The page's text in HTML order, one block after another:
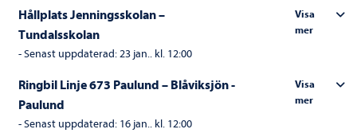
Hållplats Jenningsskolan –
Tundalsskolan
-Senast uppdaterad:23 jan.. kl. 12:00
Visa
mer
Ringbil Linje 673 Paulund – Blåviksjön -
Paulund
-Senast uppdaterad: 16 jan.. kl. 12:00
Visa
mer